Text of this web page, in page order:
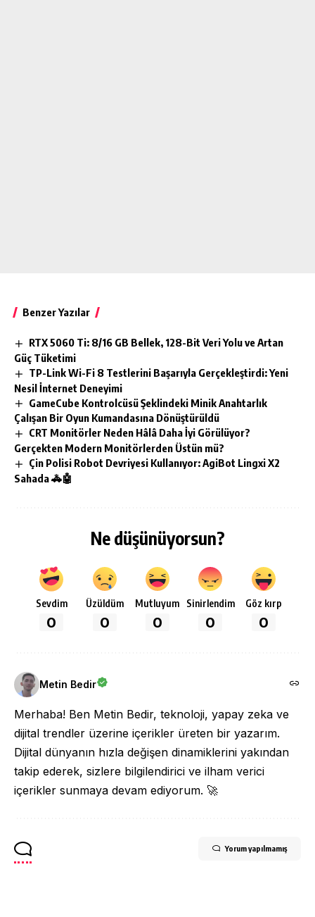
Benzer Yazılar
RTX 5060 Ti: 8/16 GB Bellek, 128-Bit Veri Yolu ve Artan
Güç Tüketimi
TP-Link Wi-Fi 8 Testlerini Başarıyla Gerçekleştirdi: Yeni
Nesil İnternet Deneyimi
GameCube Kontrolcüsü Şeklindeki Minik Anahtarlık
Çalışan Bir Oyun Kumandasına Dönüştürüldü
CRT Monitörler Neden Hâlâ Daha İyi Görülüyor?
Gerçekten Modern Monitörlerden Üstün mü?
Çin Polisi Robot Devriyesi Kullanıyor: AgiBot Lingxi X2
Sahada 🚓🤖
Ne düşünüyorsun?
Sevdim
0
Üzüldüm
0
Mutluyum
0
Sinirlendim
0
Göz kırp
0
Metin Bedir
Merhaba! Ben Metin Bedir, teknoloji, yapay zeka ve
dijital trendler üzerine içerikler üreten bir yazarım.
Dijital dünyanın hızla değişen dinamiklerini yakından
takip ederek, sizlere bilgilendirici ve ilham verici
içerikler sunmaya devam ediyorum. 🚀
Yorum yapılmamış